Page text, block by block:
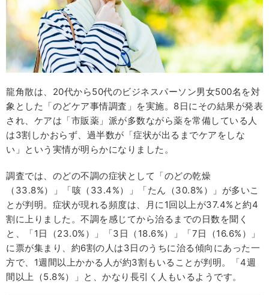
龍角散は、20代から50代のビジネスパーソン男女500名を対
象とした「のどケア事情調査」を実施。8日にその結果が発表
され、ケアは「市販薬」派が多数ながら薬を常備している人
は3割しかおらず、過半数が「症状が出るまでケアをしな
い」という実情が明らかになりました。
調査では、のどの不調の症状として「のどの乾燥
（33.8%）」「咳（33.4%）」「たん（30.8%）」が多いこ
とが判明。症状が現れる頻度は、月に1回以上が37.4%と約4
割に上りました。不調を感じてから治るまでの日数を聞く
と、「1日（23.0%）」「3日（18.6%）」「7日（16.6%）」
に票が集まり、約6割の人は3日のうちに治る傾向にあった一
方で、1週間以上かかる人が約3割もいることが判明。「4週
間以上（5.8%）」と、かなり長引く人もいるようです。